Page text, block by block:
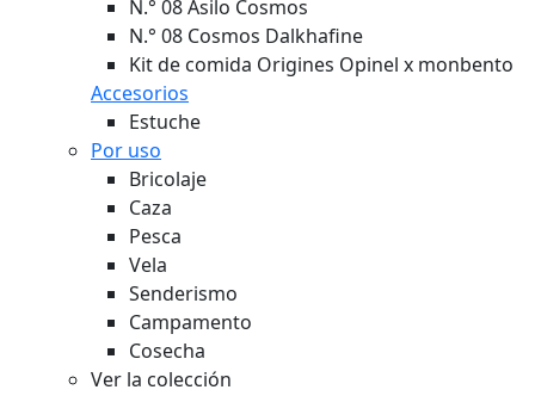
N.° 08 Asilo Cosmos
N.° 08 Cosmos Dalkhafine
Kit de comida Origines Opinel x monbento
Accesorios
Estuche
Por uso
Bricolaje
Caza
Pesca
Vela
Senderismo
Campamento
Cosecha
Ver la colección